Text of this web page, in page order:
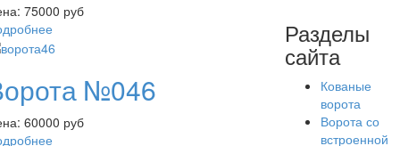
75000 руб
№046
60000 руб
Разделы
сайта
Кованые
ворота
Ворота со
встроенной